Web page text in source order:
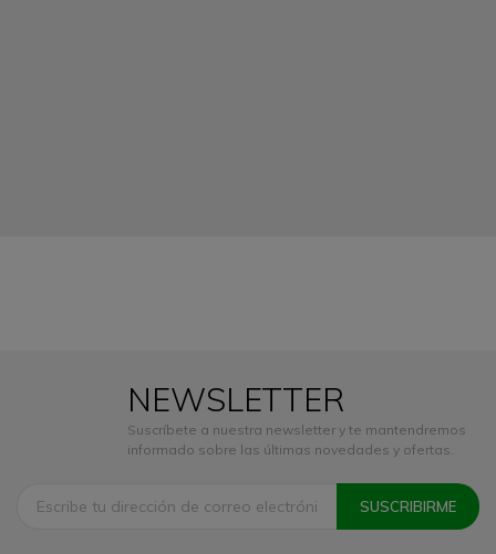
NEWSLETTER
Suscríbete a nuestra newsletter y te mantendremos
informado sobre las últimas novedades y ofertas.